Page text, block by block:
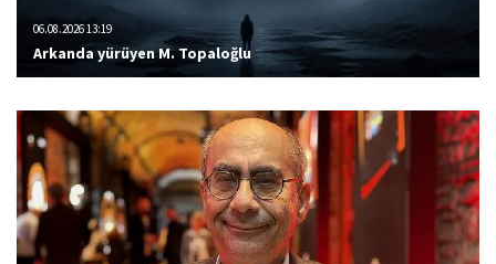
06.08.2026 13:19
Arkanda yürüyen M. Topaloğlu